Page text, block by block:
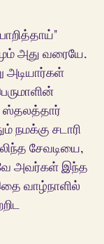
அது வரையே.
அடியார்கள்
ஸ்தலத்தார்
நமக்கு சடாரி
சேவடியை,
அவர்கள் இந்த
வாழ்நாளில்